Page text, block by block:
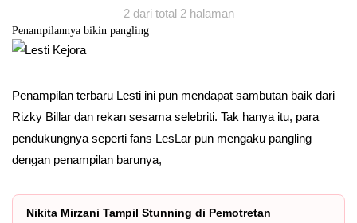
2 dari total 2 halaman
Penampilannya bikin pangling
Penampilan terbaru Lesti ini pun mendapat sambutan baik dari
Rizky Billar dan rekan sesama selebriti. Tak hanya itu, para
pendukungnya seperti fans LesLar pun mengaku pangling
dengan penampilan barunya,
Nikita Mirzani Tampil Stunning di Pemotretan